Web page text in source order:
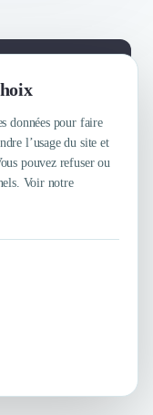
données pour faire
l’usage du site et
pouvez refuser ou
Voir notre
NOR Capital
!